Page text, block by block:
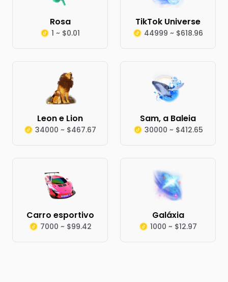
Rosa
1 ~ $0.01
TikTok Universe
44999 ~ $618.96
Leon e Lion
34000 ~ $467.67
Sam, a Baleia
30000 ~ $412.65
Carro esportivo
7000 ~ $99.42
Galáxia
1000 ~ $12.97